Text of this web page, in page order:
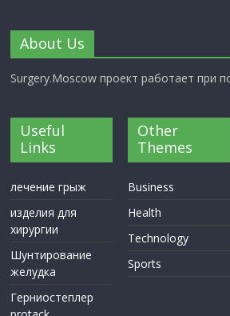
About Us
Surgery.Moscow проект работает при
Useful
Links
лечение грыж
изделия для
хирургии
Шунтирование
желудка
Герниостеплер
Other
Themes
Business
Health
Technology
Sports